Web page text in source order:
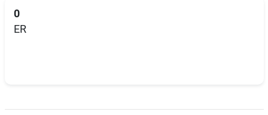
0
ER